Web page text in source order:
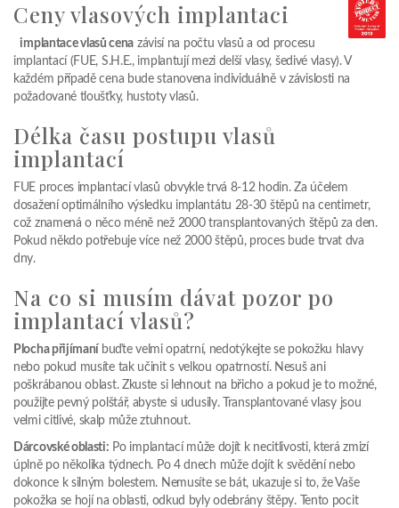
Ceny vlasových implantaci
implantace vlasů cena závisí na počtu vlasů a od procesu
implantací (FUE, S.H.E., implantují mezi delší vlasy, šedivé vlasy). V
každém případě cena bude stanovena individuálně v závislosti na
požadované tloušťky, hustoty vlasů.
Délka času postupu vlasů
implantací
FUE proces implantací vlasů obvykle trvá 8-12 hodin. Za účelem
dosažení optimálního výsledku implantátu 28-30 štěpů na centimetr,
což znamená o něco méně než 2000 transplantovaných štěpů za den.
Pokud někdo potřebuje více než 2000 štěpů, proces bude trvat dva
dny.
Na co si musím dávat pozor po
implantací vlasů?
Plocha přijímaní buďte velmi opatrní, nedotýkejte se pokožku hlavy
nebo pokud musíte tak učinit s velkou opatrností. Nesuš ani
poškrábanou oblast. Zkuste si lehnout na břicho a pokud je to možné,
použijte pevný polštář, abyste si udusily. Transplantované vlasy jsou
velmi citlivé, skalp může ztuhnout.
Dárcovské oblasti: Po implantací může dojít k necitlivosti, která zmizí
úplně po několika týdnech. Po 4 dnech může dojít k svědění nebo
dokonce k silným bolestem. Nemusíte se bát, ukazuje si to, že Vaše
pokožka se hojí na oblasti, odkud byly odebrány štěpy. Tento pocit